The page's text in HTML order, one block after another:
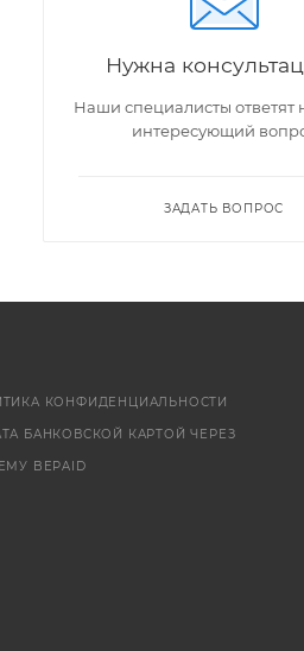
Нужна
Наши специалисты ответят
интересующий
ЗАДАТЬ ВОПРОС
КОНФИДЕНЦИАЛЬНОСТИ
БАНКОВСКОЙ КАРТОЙ ЧЕРЕЗ
BEPAID